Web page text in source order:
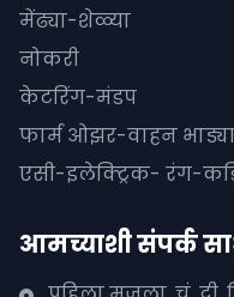
मेंढ्या-शेळ्या
नोकरी
केटरिंग-मंडप
फार्म ओझर-वाहन
एसी-इलेक्ट्रिक- रंग-
आमच्याशी संपर्क